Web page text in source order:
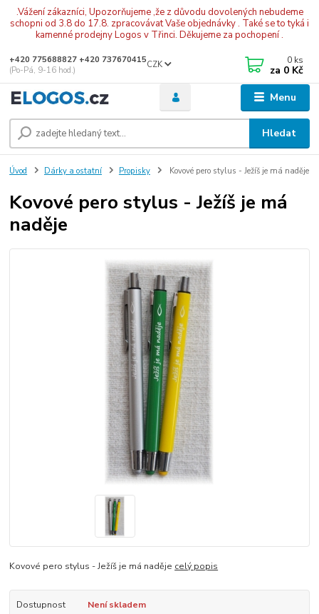
.Vážení zákazníci, Upozorňujeme ,že z důvodu dovolených nebudeme
schopni od 3.8 do 17.8. zpracovávat Vaše objednávky . Také se to tyká i
kamenné prodejny Logos v Třinci. Děkujeme za pochopení .
Menu
CZK
Hledat
+420 775688827 +420 737670415
(Po-Pá, 9-16 hod.)
0 ks
za 0 Kč
Úvod Dárky a ostatní Propisky Kovové pero stylus - Ježíš je má naděje
Kovové pero stylus - Ježíš je má
naděje
Kovové pero stylus - Ježíš je má naděje celý popis
Dostupnost
Není skladem